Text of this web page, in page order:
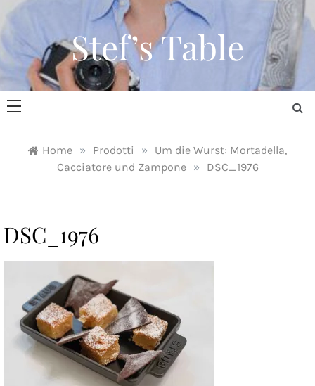
Skip
content
Stef’s Table
Home » Prodotti »
Um die Wurst: Mortadella,
Cacciatore und Zampone
» DSC_1976
DSC_1976